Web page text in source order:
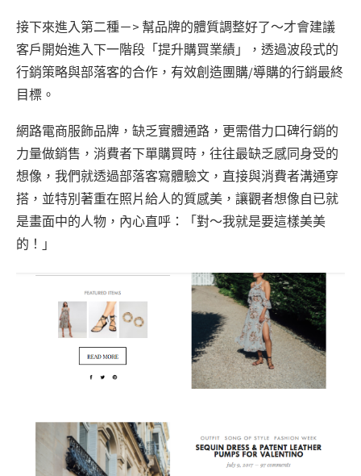
接下來進入第二種－> 幫品牌的體質調整好了～才會建議
客戶開始進入下一階段「提升購買業績」，透過波段式的
行銷策略與部落客的合作，有效創造團購/導購的行銷最終
目標。
網路電商服飾品牌，缺乏實體通路，更需借力口碑行銷的
力量做銷售，消費者下單購買時，往往最缺乏感同身受的
想像，我們就透過部落客寫體驗文，直接與消費者溝通穿
搭，並特別著重在照片給人的質感美，讓觀者想像自已就
是畫面中的人物，內心直呼：「對～我就是要這樣美美
的！」